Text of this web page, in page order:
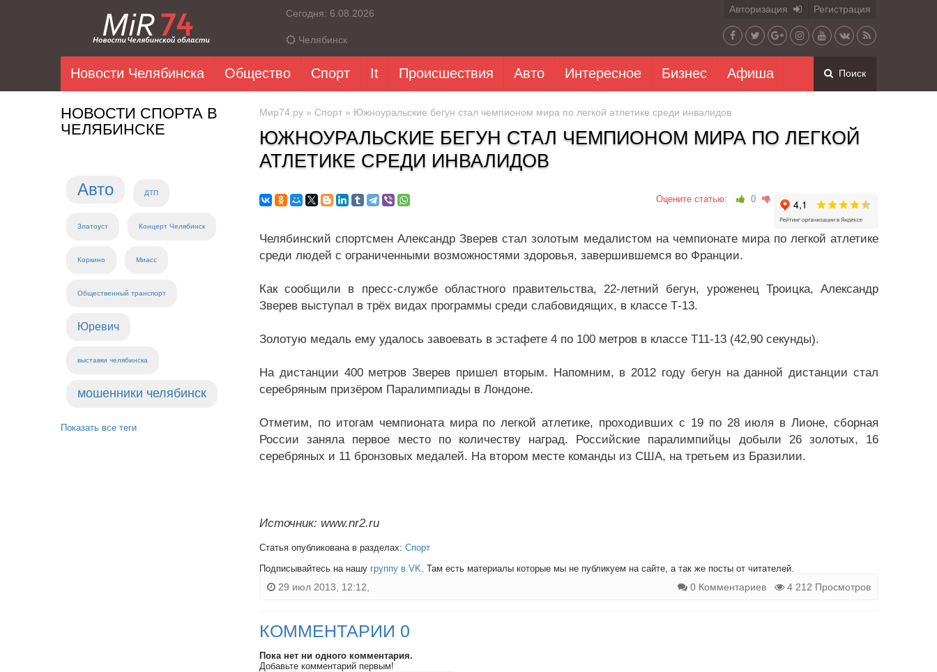
Сегодня: 6.08.2026
Челябинск
Авторизация Регистрация
Новости Челябинска Общество Спорт It Происшествия Авто Интересное Бизнес Афиша Поиск
НОВОСТИ СПОРТА В
ЧЕЛЯБИНСКЕ
Авто ДТП
Златоуст Концерт Челябинск
Коркино Миасс
Общественный транспорт
Юревич
выставки челябинска
мошенники челябинск
Показать все теги
Мир74.ру » Спорт » Южноуральские бегун стал чемпионом мира по легкой атлетике среди инвалидов
ЮЖНОУРАЛЬСКИЕ БЕГУН СТАЛ ЧЕМПИОНОМ МИРА ПО ЛЕГКОЙ
АТЛЕТИКЕ СРЕДИ ИНВАЛИДОВ
Оцените статью: 0
Челябинский спортсмен Александр Зверев стал золотым медалистом на чемпионате мира по легкой атлетике
среди людей с ограниченными возможностями здоровья, завершившемся во Франции.
Как сообщили в пресс-службе областного правительства, 22-летний бегун, уроженец Троицка, Александр
Зверев выступал в трёх видах программы среди слабовидящих, в классе Т-13.
Золотую медаль ему удалось завоевать в эстафете 4 по 100 метров в классе Т11-13 (42,90 секунды).
На дистанции 400 метров Зверев пришел вторым. Напомним, в 2012 году бегун на данной дистанции стал
серебряным призёром Паралимпиады в Лондоне.
Отметим, по итогам чемпионата мира по легкой атлетике, проходивших с 19 по 28 июля в Лионе, сборная
России заняла первое место по количеству наград. Российские паралимпийцы добыли 26 золотых, 16
серебряных и 11 бронзовых медалей. На втором месте команды из США, на третьем из Бразилии.
Источник: www.nr2.ru
Статья опубликована в разделах: Спорт
Подписывайтесь на нашу группу в VK. Там есть материалы которые мы не публикуем на сайте, а так же посты от читателей.
29 июл 2013, 12:12, 0 Комментариев 4 212 Просмотров
КОММЕНТАРИИ 0
Пока нет ни одного комментария.
Добавьте комментарий первым!